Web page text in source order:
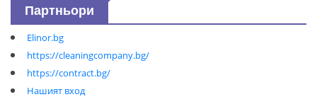
Партньори
Elinor.bg
https://cleaningcompany.bg/
https://contract.bg/
Нашият вход